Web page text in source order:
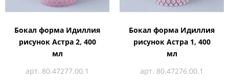
Бокал форма Идиллия
рисунок Астра 2, 400
мл
арт. 80.47277.00.1
Бокал форма Идиллия
рисунок Астра 1, 400
мл
арт. 80.47276.00.1